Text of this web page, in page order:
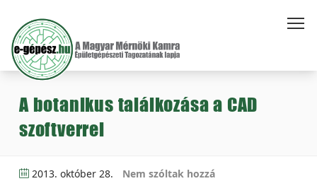
A botanikus találkozása a CAD
szoftverrel
2013. október 28. Nem szóltak hozzá